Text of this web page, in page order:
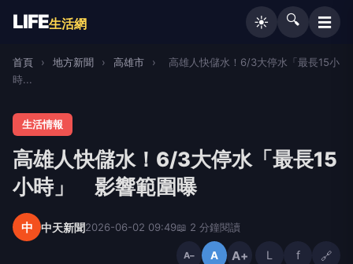
LIFE生活網 ☀️ 🔍 ☰
首頁 › 地方新聞 › 高雄市 ›
高雄人快儲水！6/3大停水「最長15小
時...
生活情報
高雄人快儲水！6/3大停水「最長15
小時」 影響範圍曝
中 中天新聞2026-06-02 09:49📖 2 分鐘閱讀
A− A A+ L f 🔗